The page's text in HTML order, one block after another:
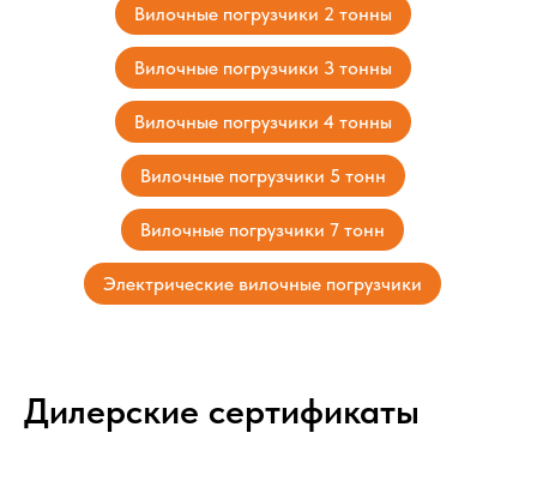
Вилочные погрузчики 2 тонны
Вилочные погрузчики 3 тонны
Вилочные погрузчики 4 тонны
Вилочные погрузчики 5 тонн
Вилочные погрузчики 7 тонн
Электрические вилочные погрузчики
Дилерские сертификаты